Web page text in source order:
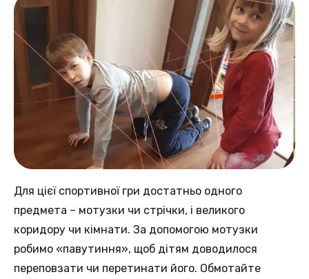
Для цієї спортивної гри достатньо одного
предмета – мотузки чи стрічки, і великого
коридору чи кімнати. За допомогою мотузки
робимо «павутиння», щоб дітям доводилося
переповзати чи перетинати його. Обмотайте